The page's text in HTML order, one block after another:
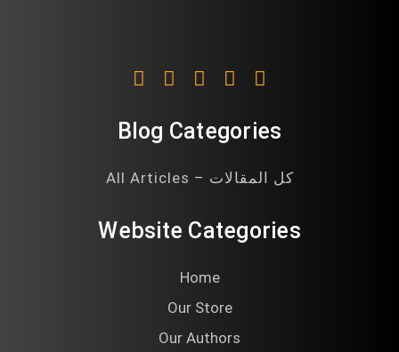
Blog Categories
All Articles – كل المقالات
Website Categories
Home
Our Store
Our Authors